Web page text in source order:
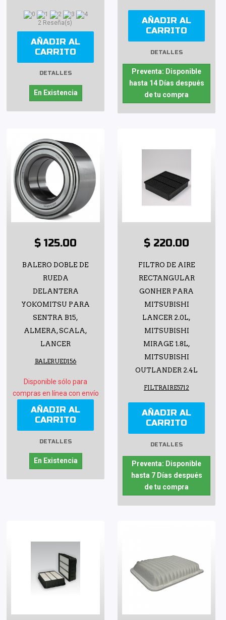
2 Reseña(s)
AÑADIR AL
CARRITO
DETALLES
En Existencia
AÑADIR AL
CARRITO
DETALLES
Preventa: Disponible
hasta 14 Días después
de tu compra
$ 125.00
BALERO DOBLE DE
RUEDA
DELANTERA
YOKOMITSU PARA
SENTRA B15,
ALMERA, SCALA,
LANCER
BALERUED156
Disponible sólo para
compras en línea con envío
AÑADIR AL
CARRITO
DETALLES
En Existencia
$ 220.00
FILTRO DE AIRE
RECTANGULAR
GONHER PARA
MITSUBISHI
LANCER 2.0L,
MITSUBISHI
MIRAGE 1.8L,
MITSUBISHI
OUTLANDER 2.4L
FILTRAIRE5712
AÑADIR AL
CARRITO
DETALLES
Preventa: Disponible
hasta 7 Días después
de tu compra